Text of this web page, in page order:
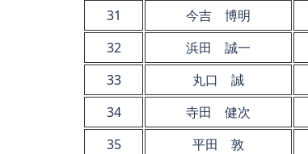
31
今吉 博明
32
浜田 誠一
33
丸口 誠
34
寺田 健次
35
平田 敦